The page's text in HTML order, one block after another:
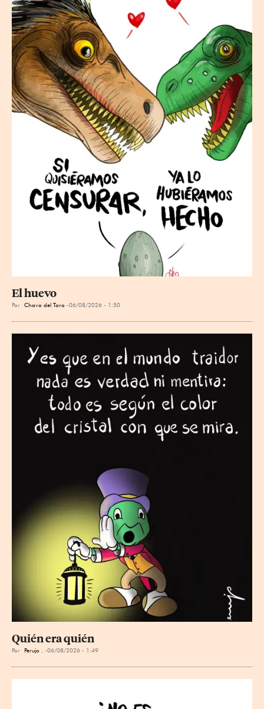
El huevo
Por Chavo del Toro 06/08/2026 - 1:50
Quién era quién
Por Perujo . 06/08/2026 - 1:49